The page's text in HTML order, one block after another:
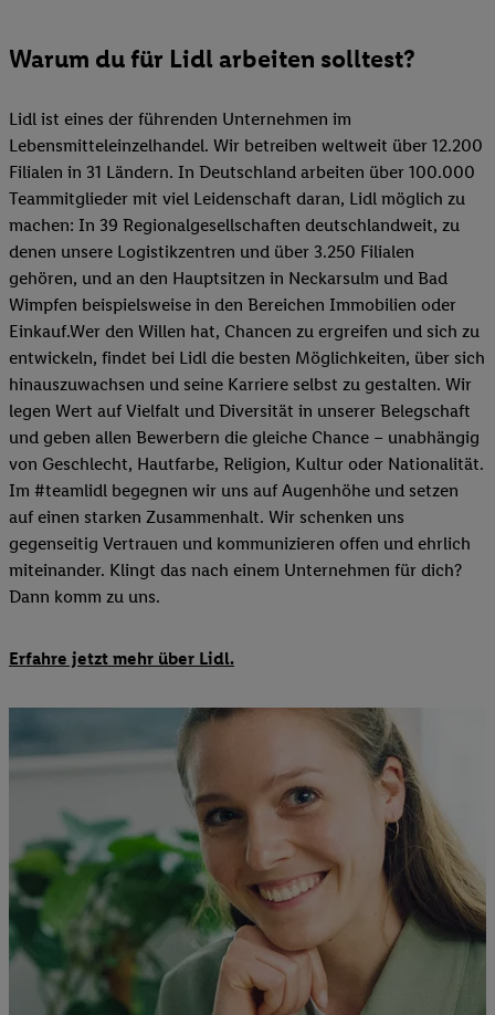
Warum du für Lidl arbeiten solltest?
Lidl ist eines der führenden Unternehmen im
Lebensmitteleinzelhandel. Wir betreiben weltweit über 12.200
Filialen in 31 Ländern. In Deutschland arbeiten über 100.000
Teammitglieder mit viel Leidenschaft daran, Lidl möglich zu
machen: In 39 Regionalgesellschaften deutschlandweit, zu
denen unsere Logistikzentren und über 3.250 Filialen
gehören, und an den Hauptsitzen in Neckarsulm und Bad
Wimpfen beispielsweise in den Bereichen Immobilien oder
Einkauf.Wer den Willen hat, Chancen zu ergreifen und sich zu
entwickeln, findet bei Lidl die besten Möglichkeiten, über sich
hinauszuwachsen und seine Karriere selbst zu gestalten. Wir
legen Wert auf Vielfalt und Diversität in unserer Belegschaft
und geben allen Bewerbern die gleiche Chance – unabhängig
von Geschlecht, Hautfarbe, Religion, Kultur oder Nationalität.
Im #teamlidl begegnen wir uns auf Augenhöhe und setzen
auf einen starken Zusammenhalt. Wir schenken uns
gegenseitig Vertrauen und kommunizieren offen und ehrlich
miteinander. Klingt das nach einem Unternehmen für dich?
Dann komm zu uns.​
Erfahre jetzt mehr über Lidl.